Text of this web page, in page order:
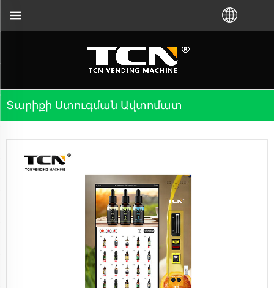
Տարիքի Ստուգման Ավտոմատ
ուղղորդման և անսարքությունների